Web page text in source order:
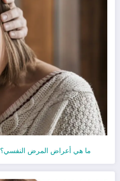
ما هي أعراض المرض النفسي؟